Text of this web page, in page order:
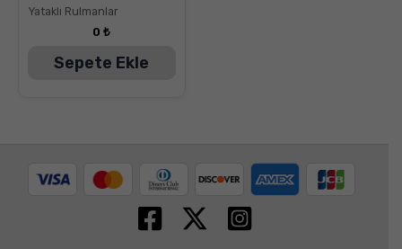
Yataklı Rulmanlar
0₺
Sepete Ekle